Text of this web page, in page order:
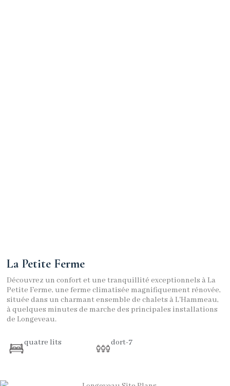
La Petite Ferme
Découvrez un confort et une tranquillité exceptionnels à La
Petite Ferme, une ferme climatisée magnifiquement rénovée,
située dans un charmant ensemble de chalets à L'Hammeau,
à quelques minutes de marche des principales installations
de Longeveau.
quatre lits dort-7